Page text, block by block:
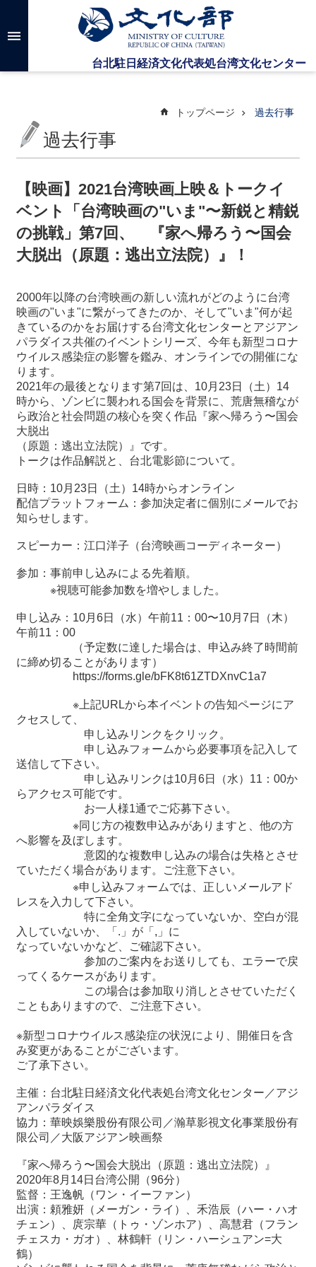
メインのコンテンツブロックにジャンプします
高
検
台
セ
タ
ー
い
て
最
新
情
報
と
申
込
去
行
事
湾
関
リ
ー
ム
サ
マ
プ
トップページ 過去行事
過去行事
【映画】2021台湾映画上映＆トークイ
ベント「台湾映画の"いま"〜新鋭と精鋭
の挑戦」第7回、 『家へ帰ろう〜国会
大脱出（原題：逃出立法院）』！
2000年以降の台湾映画の新しい流れがどのように台湾
映画の"いま"に繋がってきたのか、そして"いま"何が起
きているのかをお届けする台湾文化センターとアジアン
パラダイス共催のイベントシリーズ、今年も新型コロナ
ウイルス感染症の影響を鑑み、オンラインでの開催にな
ります。
2021年の最後となります第7回は、10月23日（土）14
時から、ゾンビに襲われる国会を背景に、荒唐無稽なが
ら政治と社会問題の核心を突く作品『家へ帰ろう〜国会
大脱出
（原題：逃出立法院）』です。
トークは作品解説と、台北電影節について。
日時：10月23日（土）14時からオンライン
配信プラットフォーム：参加決定者に個別にメールでお
知らせします。
スピーカー：江口洋子（台湾映画コーディネーター）
参加：事前申し込みによる先着順。
※視聴可能参加数を増やしました。
申し込み：10月6日（水）午前11：00〜10月7日（木）
午前11：00
（予定数に達した場合は、申込み終了時間前
に締め切ることがあります）
https://forms.gle/bFK8t61ZTDXnvC1a7
※上記URLから本イベントの告知ページにア
クセスして、
申し込みリンクをクリック。
申し込みフォームから必要事項を記入して
送信して下さい。
申し込みリンクは10月6日（水）11：00か
らアクセス可能です。
お一人様1通でご応募下さい。
※同じ方の複数申込みがありますと、他の方
へ影響を及ぼします。
意図的な複数申し込みの場合は失格とさせ
ていただく場合があります。ご注意下さい。
※申し込みフォームでは、正しいメールアド
レスを入力して下さい。
特に全角文字になっていないか、空白が混
入していないか、「.」が「,」に
なっていないかなど、ご確認下さい。
参加のご案内をお送りしても、エラーで戻
ってくるケースがあります。
この場合は参加取り消しとさせていただく
こともありますので、ご注意下さい。
※新型コロナウイルス感染症の状況により、開催日を含
み変更があることがございます。
ご了承下さい。
主催：台北駐日経済文化代表処台湾文化センター／アジ
アンパラダイス
協力：華映娛樂股份有限公司／瀚草影視文化事業股份有
限公司／大阪アジアン映画祭
『家へ帰ろう〜国会大脱出（原題：逃出立法院）』
2020年8月14日台湾公開（96分）
監督：王逸帆（ワン・イーファン）
出演：頼雅妍（メーガン・ライ）、禾浩辰（ハー・ハオ
チェン）、庹宗華（トゥ・ゾンホア）、高慧君（フラン
チェスカ・ガオ）、林鶴軒（リン・ハーシュアン=大
鶴）